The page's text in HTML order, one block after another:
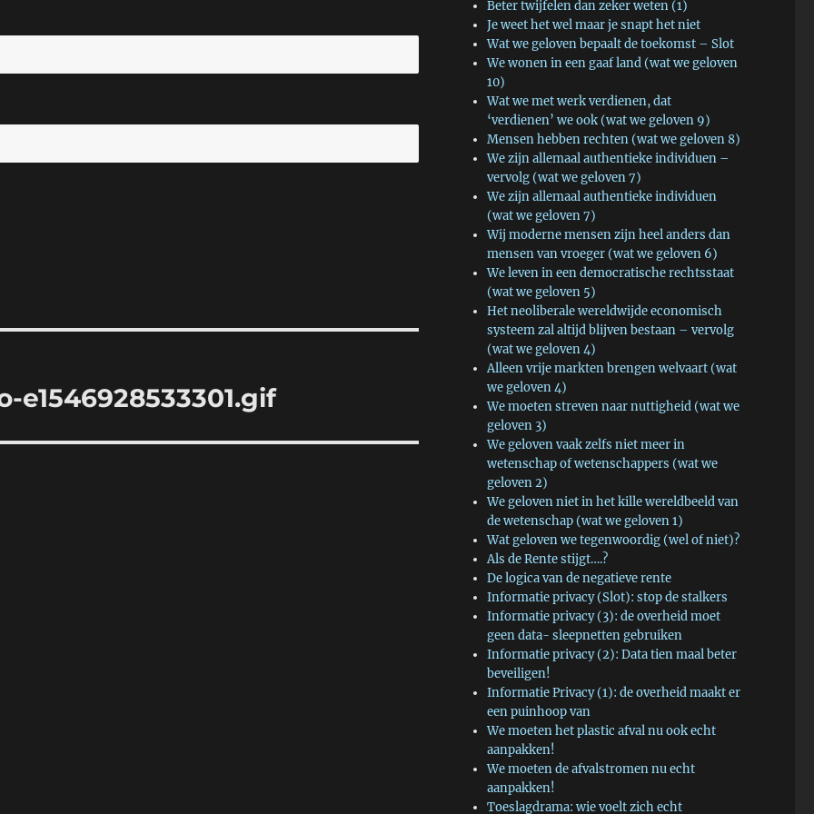
Beter twijfelen dan zeker weten (1)
Je weet het wel maar je snapt het niet
Wat we geloven bepaalt de toekomst – Slot
We wonen in een gaaf land (wat we geloven
10)
Wat we met werk verdienen, dat
‘verdienen’ we ook (wat we geloven 9)
Mensen hebben rechten (wat we geloven 8)
We zijn allemaal authentieke individuen –
vervolg (wat we geloven 7)
We zijn allemaal authentieke individuen
(wat we geloven 7)
Wij moderne mensen zijn heel anders dan
mensen van vroeger (wat we geloven 6)
We leven in een democratische rechtsstaat
(wat we geloven 5)
Het neoliberale wereldwijde economisch
systeem zal altijd blijven bestaan – vervolg
(wat we geloven 4)
Alleen vrije markten brengen welvaart (wat
we geloven 4)
We moeten streven naar nuttigheid (wat we
geloven 3)
We geloven vaak zelfs niet meer in
wetenschap of wetenschappers (wat we
geloven 2)
We geloven niet in het kille wereldbeeld van
de wetenschap (wat we geloven 1)
Wat geloven we tegenwoordig (wel of niet)?
Als de Rente stijgt….?
De logica van de negatieve rente
Informatie privacy (Slot): stop de stalkers
Informatie privacy (3): de overheid moet
geen data- sleepnetten gebruiken
Informatie privacy (2): Data tien maal beter
beveiligen!
Informatie Privacy (1): de overheid maakt er
een puinhoop van
We moeten het plastic afval nu ook echt
aanpakken!
We moeten de afvalstromen nu echt
aanpakken!
Toeslagdrama: wie voelt zich echt